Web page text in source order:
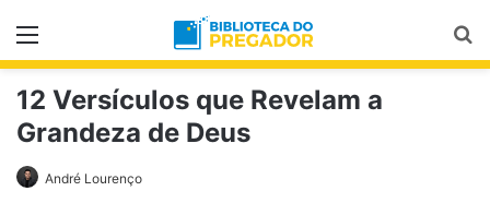
Menu
12 Versículos que Revelam a
Grandeza de Deus
André Lourenço